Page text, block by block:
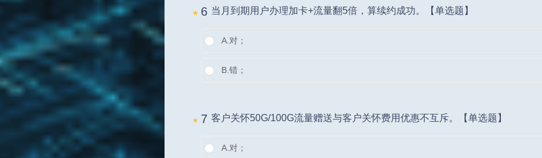
* 6 当月到期用户办理加卡+流量翻5倍，算续约成功。【单选题】
A.对；
B.错；
* 7 客户关怀50G/100G流量赠送与客户关怀费用优惠不互斥。【单选题】
A.对；